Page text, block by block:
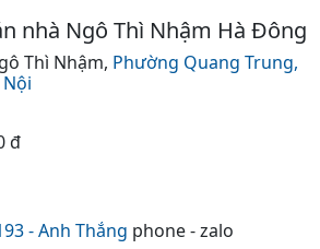
nhà Ngô Thì Nhậm Hà Đông
Thì Nhậm, Phường Quang Trung,
đ
- Anh Thắng phone - zalo